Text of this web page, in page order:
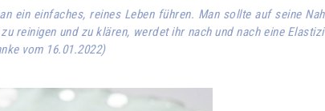
ein einfaches, reines Leben führen. Man sollte auf seine
reinigen und zu klären, werdet ihr nach und nach eine
vom 16.01.2022)